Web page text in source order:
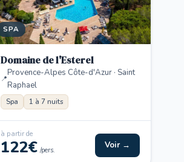
SPA
Domaine de l'Esterel
Provence-Alpes Côte-d'Azur · Saint
Raphael
Spa 1 à 7 nuits
à partir de
122€ /pers. Voir →